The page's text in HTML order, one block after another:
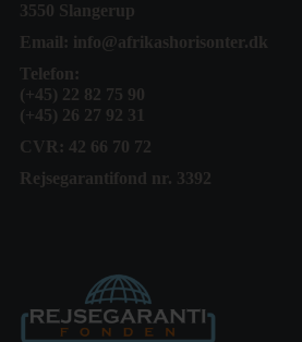
3550 Slangerup
Email: info@afrikashorisonter.dk
Telefon:
(+45) 22 82 75 90
(+45) 26 27 92 31
CVR: 42 66 70 72
Rejsegarantifond nr. 3392